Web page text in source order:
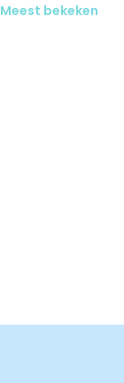
Meest bekeken